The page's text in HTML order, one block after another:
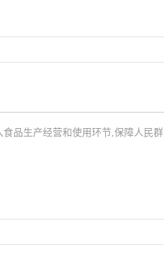
品生产经营和使用环节,保障人民